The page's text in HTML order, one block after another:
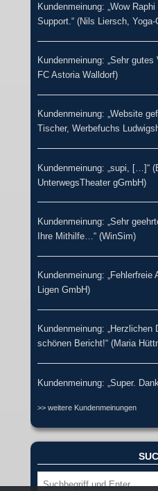
Kundenmeinung: „Wow
Support.“ (Nils Liersch, Yoga-
Kundenmeinung: „Sehr
FC Astoria Walldorf)
Kundenmeinung: „Website
Tischer, Werbefuchs
Kundenmeinung: „supi, […]“
UnterwegsTheater gGmbH)
Kundenmeinung: „Sehr
Ihre Mithilfe…“ (WinSim)
Kundenmeinung: „Fehlerfreie
Ligen GmbH)
Kundenmeinung:
schönen Bericht!“ (Maria
Kundenmeinung: „Super.
>> weitere Kundenmeinungen